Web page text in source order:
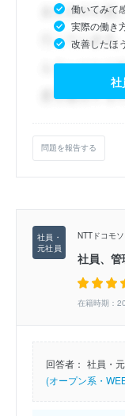
働いてみて
実際の働き
改善したほ
社
問題を報告する
NTTドコモ
社員、管
在籍時期：
回答者： 社員・
(オープン系・